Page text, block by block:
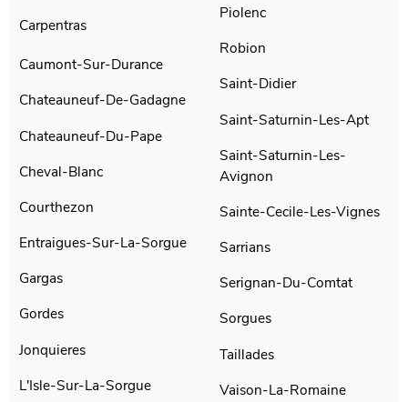
Carpentras
Caumont-Sur-Durance
Chateauneuf-De-Gadagne
Chateauneuf-Du-Pape
Cheval-Blanc
Courthezon
Entraigues-Sur-La-Sorgue
Gargas
Gordes
Jonquieres
L'Isle-Sur-La-Sorgue
Piolenc
Robion
Saint-Didier
Saint-Saturnin-Les-Apt
Saint-Saturnin-Les-
Avignon
Sainte-Cecile-Les-Vignes
Sarrians
Serignan-Du-Comtat
Sorgues
Taillades
Vaison-La-Romaine